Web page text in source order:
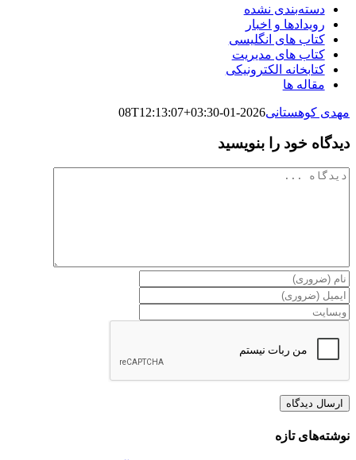
دسته‌بندی نشده
رویدادها و اخبار
کتاب های انگلیسی
کتاب های مدیریت
کتابخانه الکترونیکی
مقاله ها
مهدی کوهستانی2026-01-08T12:13:07+03:30
دیدگاه خود را بنویسید
دیدگاه
نوشته‌های تازه